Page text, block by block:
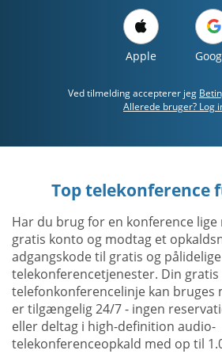
Apple
Ved tilmelding accepterer jeg
Allerede bruger? Log
Top telekonference
Har du brug for en konference lige
gratis konto og modtag et
adgangskode til gratis og pålidelige
telekonferencetjenester. Din gratis
telefonkonferencelinje kan bruges
er tilgængelig 24/7 - ingen
eller deltag i high-definition audio-
telekonferenceopkald med op til